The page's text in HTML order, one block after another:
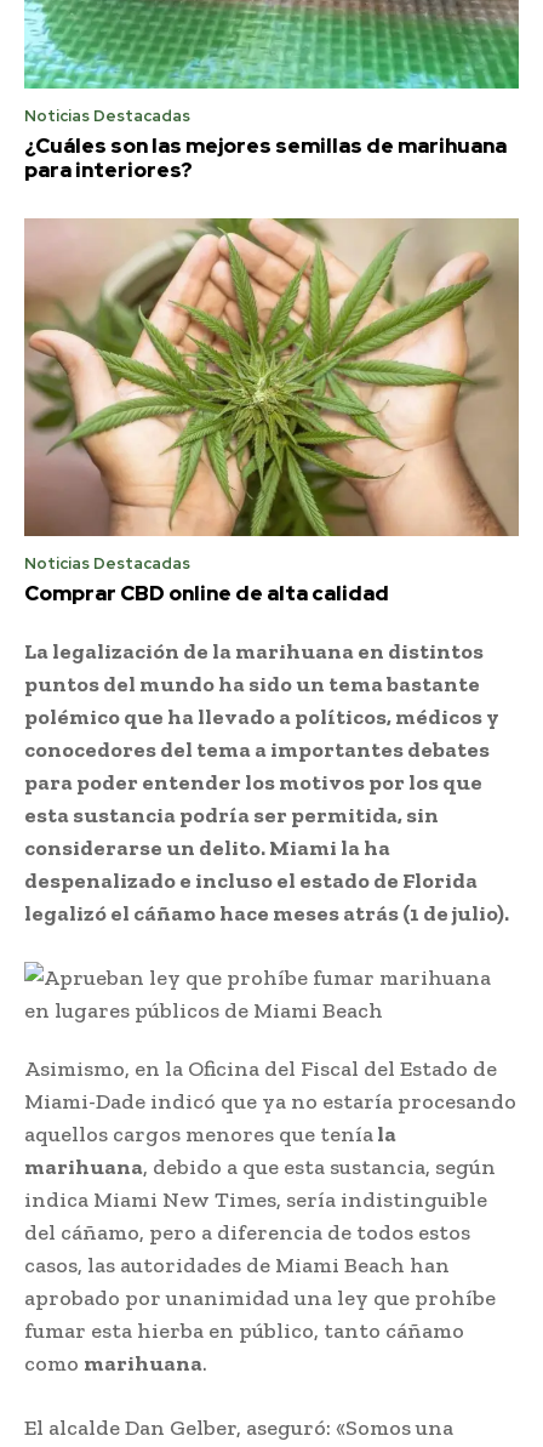
Noticias Destacadas
¿Cuáles son las mejores semillas de marihuana
para interiores?
Noticias Destacadas
Comprar CBD online de alta calidad
La legalización de la marihuana en distintos
puntos del mundo ha sido un tema bastante
polémico que ha llevado a políticos, médicos y
conocedores del tema a importantes debates
para poder entender los motivos por los que
esta sustancia podría ser permitida, sin
considerarse un delito. Miami la ha
despenalizado e incluso el estado de Florida
legalizó el cáñamo hace meses atrás (1 de julio).
Asimismo, en la Oficina del Fiscal del Estado de
Miami-Dade indicó que ya no estaría procesando
aquellos cargos menores que teníala
marihuana, debido a que esta sustancia, según
indica Miami New Times, sería indistinguible
del cáñamo, pero a diferencia de todos estos
casos, las autoridades de Miami Beach han
aprobado por unanimidad una ley que prohíbe
fumar esta hierba en público, tanto cáñamo
como marihuana.
El alcalde Dan Gelber, aseguró: «Somos una